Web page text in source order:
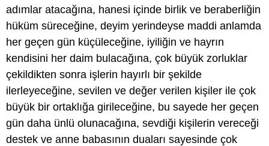
adımlar atacağına, hanesi içinde birlik ve beraberliğin
hüküm süreceğine, deyim yerindeyse maddi anlamda
her geçen gün küçüleceğine, iyiliğin ve hayrın
kendisini her daim bulacağına, çok büyük zorluklar
çekildikten sonra işlerin hayırlı bir şekilde
ilerleyeceğine, sevilen ve değer verilen kişiler ile çok
büyük bir ortaklığa girileceğine, bu sayede her geçen
gün daha ünlü olunacağına, sevdiği kişilerin vereceği
destek ve anne babasının duaları sayesinde çok